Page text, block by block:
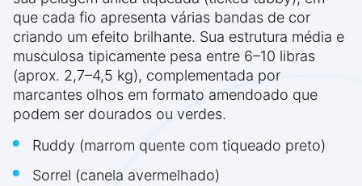
que cada fio apresenta várias bandas de cor
criando um efeito brilhante. Sua estrutura média e
musculosa tipicamente pesa entre 6–10 libras
(aprox. 2,7–4,5 kg), complementada por
marcantes olhos em formato amendoado que
podem ser dourados ou verdes.
Ruddy (marrom quente com tiqueado preto)
Sorrel (canela avermelhado)